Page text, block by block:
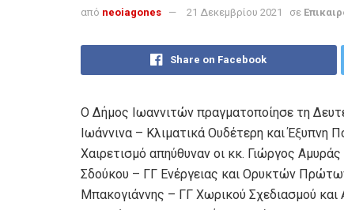
από neoiagones 21 Δεκεμβρίου 2021 σε
Share on Facebook
Ο Δήμος Ιωαννιτών πραγματοποίησε τη
Ιωάννινα – Κλιματικά Ουδέτερη και Έξυπνη
Χαιρετισμό απηύθυναν οι κκ. Γιώργος
Σδούκου – ΓΓ Ενέργειας και Ορυκτών
Μπακογιάννης – ΓΓ Χωρικού Σχεδιασμού και